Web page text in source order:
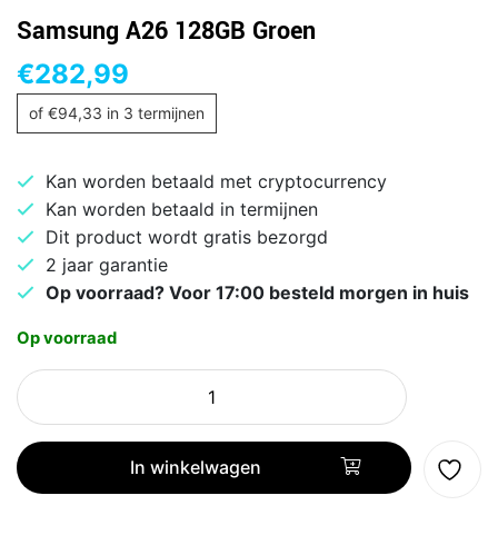
Samsung A26 128GB Groen
€282,99
of €94,33 in 3 termijnen
Kan worden betaald met cryptocurrency
Kan worden betaald in termijnen
Dit product wordt gratis bezorgd
2 jaar garantie
Op voorraad? Voor 17:00 besteld morgen in huis
Op voorraad
Samsung
A26
Groen
aantal
In winkelwagen